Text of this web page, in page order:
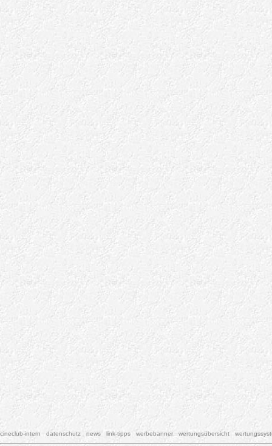
cineclub-intern datenschutz news link-tipps werbebanner wertungsübersicht